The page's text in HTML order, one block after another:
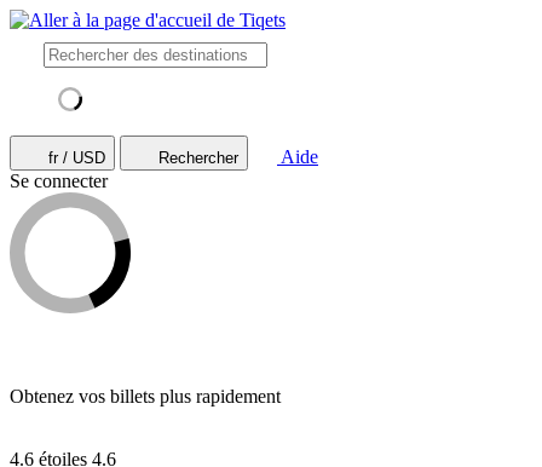
fr / USD Rechercher
Aide
Se connecter
Obtenez vos billets plus rapidement
4.6 étoiles 4.6